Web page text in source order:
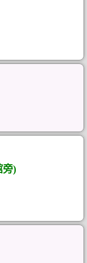
旁)